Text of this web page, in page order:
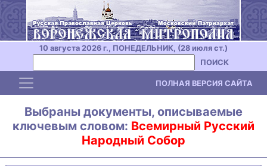
10 августа 2026 г., ПОНЕДЕЛЬНИК, (28 июля ст.)
ПОИСК
Toggle navigation ПОЛНАЯ ВЕРСИЯ САЙТА
Выбраны документы, описываемые
ключевым словом: Всемирный Русский
Народный Собор